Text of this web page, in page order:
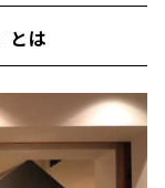
ンレストランも
楽しめるスポ
|| ).push({});前
」をご紹...
とは